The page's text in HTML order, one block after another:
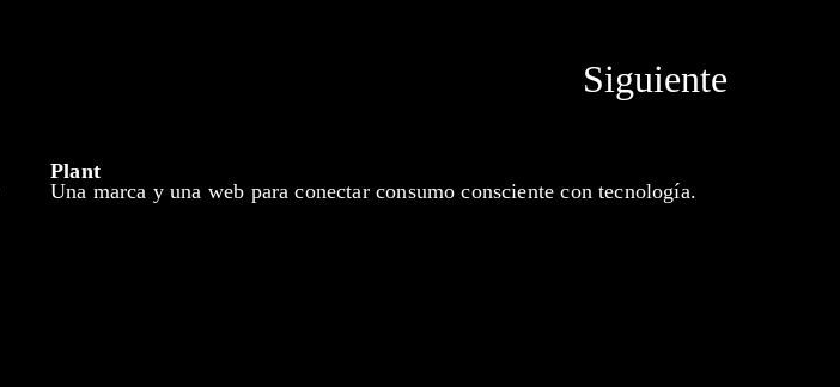
Siguiente
Plant
Una marca y una web para conectar consumo consciente con tecnología.